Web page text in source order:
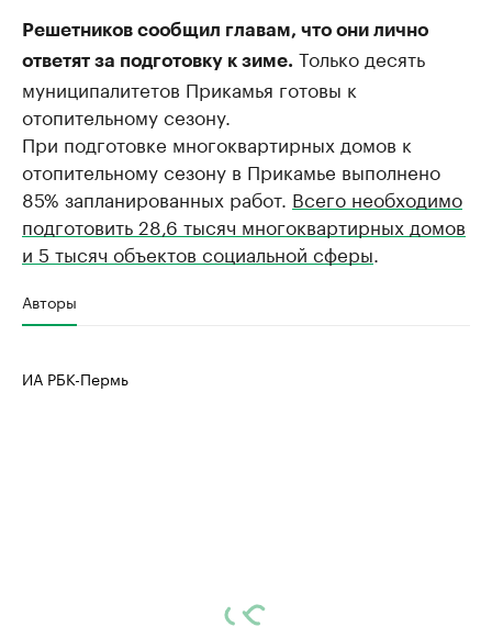
Решетников сообщил главам, что они лично
ответят за подготовку к зиме. Только десять
муниципалитетов Прикамья готовы к
отопительному сезону.
При подготовке многоквартирных домов к
отопительному сезону в Прикамье выполнено
85% запланированных работ. Всего необходимо
подготовить 28,6 тысяч многоквартирных домов
и 5 тысяч объектов социальной сферы
Авторы
ИА РБК-Пермь